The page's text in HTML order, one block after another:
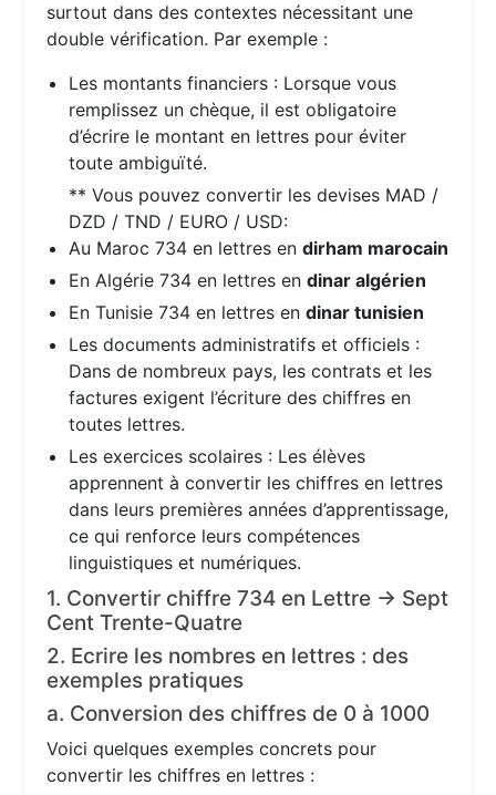
surtout dans des contextes nécessitant une
double vérification. Par exemple :
Les montants financiers : Lorsque vous
remplissez un chèque, il est obligatoire
d’écrire le montant en lettres pour éviter
toute ambiguïté.
** Vous pouvez convertir les devises MAD /
DZD / TND / EURO / USD:
Au Maroc 734 en lettres endirham marocain
En Algérie 734 en lettres endinar algérien
En Tunisie 734 en lettres endinar tunisien
Les documents administratifs et officiels :
Dans de nombreux pays, les contrats et les
factures exigent l’écriture des chiffres en
toutes lettres.
Les exercices scolaires : Les élèves
apprennent à convertir les chiffres en lettres
dans leurs premières années d’apprentissage,
ce qui renforce leurs compétences
linguistiques et numériques.
1. Convertir chiffre 734 en Lettre → Sept
Cent Trente-Quatre
2. Ecrire les nombres en lettres : des
exemples pratiques
a. Conversion des chiffres de 0 à 1000
Voici quelques exemples concrets pour
convertir les chiffres en lettres :